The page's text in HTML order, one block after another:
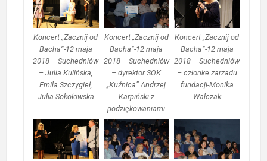
Koncert „Zacznij od
Bacha”-12 maja
2018 – Suchedniów
– Julia Kulińska,
Emila Szczygieł,
Julia Sokołowska
Koncert „Zacznij od
Bacha”-12 maja
2018 – Suchedniów
– dyrektor SOK
„Kuźnica” Andrzej
Karpiński z
podziękowaniami
Koncert „Zacznij od
Bacha”-12 maja
2018 – Suchedniów
– członke zarzadu
fundacji-Monika
Walczak